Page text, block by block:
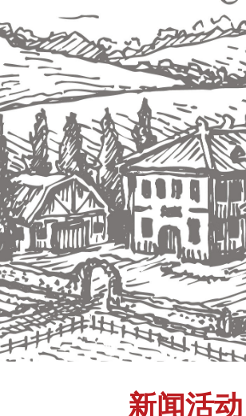
按钮文本
新闻活动